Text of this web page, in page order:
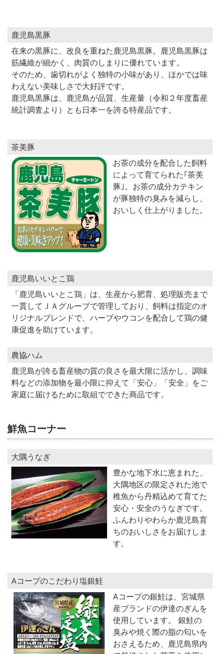
鹿児島黒豚
在来の黒豚に、改良を重ねた鹿児島黒豚。鹿児島黒豚は
筋繊維が細かく、肉質のしまりに優れています。
そのため、歯切れがよく独特の小味があり、ほかでは味
わえない美味しさで大好評です。
鹿児島黒豚は、鹿児島が品質、生産量（令和２年度畜産
統計調査より）とも日本一を誇る特産品です。
茶美豚
お茶の成分を配合した飼料
によって育てられた｢茶美
豚｣。お茶の成分カテキン
が豚独特の臭みを減らし、
おいしく仕上がりました。
鹿児島いいとこ鶏
「鹿児島いいとこ鶏」は、生産から肥育、処理販売まで
一貫してＪＡグループで管理しており、飼料は指定のオ
リジナルブレンドで、ハーブやウコンを配合して鶏の健
康促進を助けています。
農協ハム
鹿児島が誇る畜産物の質の良さを最大限に活かし、調味
料などの添加物を最小限に抑えて「安心」「安全」をご
家庭に届けるために取組でできた商品です。
鮮魚コーナー
大隅うなぎ
豊かな地下水に恵まれた、
大隅地区の限定された池で
稚魚から丹精込めて育てた
安心・安全のうなぎです。
ふんわりやわらか鹿児島育
ちのおいしさをお届けしま
す。
Aコープのこだわり塩銀鮭
Aコープの銀鮭は、宮城県
産ブランドの伊達のぎんを
使用しています。 銀鮭の
臭みや焼く際の脂の匂いを
おさえるため、鹿児島県内